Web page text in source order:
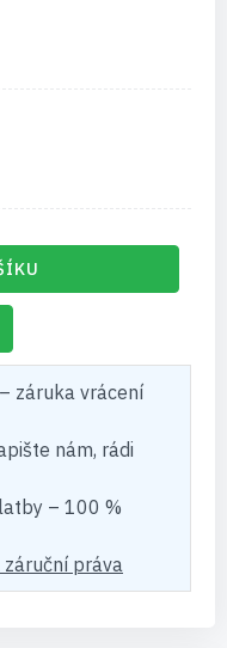
záruka vrácení
nám, rádi
– 100 %
práva